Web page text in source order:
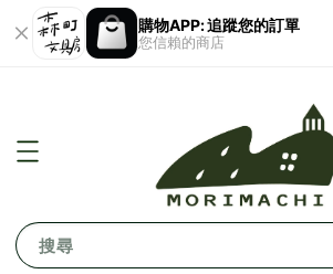
購物APP: 追蹤您的訂單
您信賴的商店
搜尋